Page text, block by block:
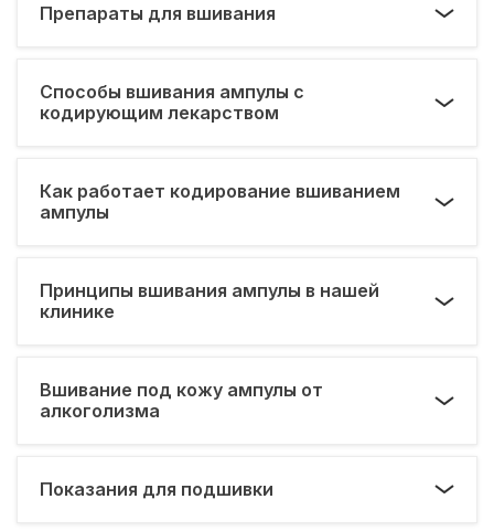
Препараты для вшивания
Способы вшивания ампулы с
кодирующим лекарством
Как работает кодирование вшиванием
ампулы
Принципы вшивания ампулы в нашей
клинике
Вшивание под кожу ампулы от
алкоголизма
Показания для подшивки